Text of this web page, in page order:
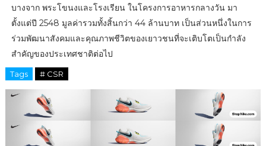
บางจาก พระโขนงและโรงเรียน ในโครงการอาหารกลางวัน มา
ตั้งแต่ปี 2548 มูลค่ารวมทั้งสิ้นกว่า 44 ล้านบาท เป็นส่วนหนึ่งในการ
ร่วมพัฒนาสังคมและคุณภาพชีวิตของเยาวชนที่จะเติบโตเป็นกำลัง
สำคัญของประเทศชาติต่อไป
Tags # CSR